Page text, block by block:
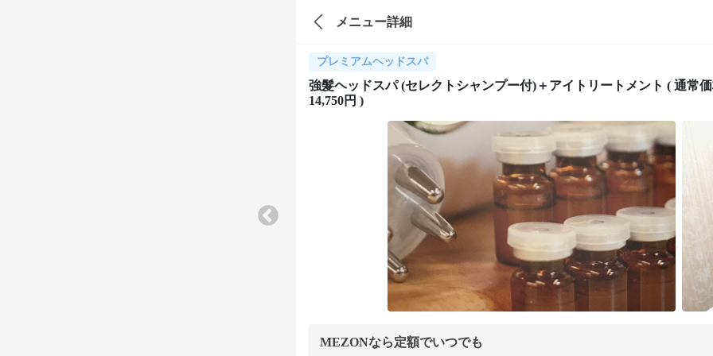
メニュー詳細
プレミアムヘッドスパ
強髮ヘッドスパ (セレクトシャンプー付)＋アイトリートメント ( 通常
14,750円 )
MEZONなら定額でいつでも